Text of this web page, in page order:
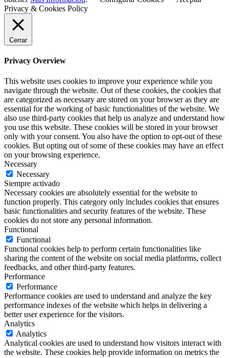
Privacy & Cookies Policy
Cerrar
Privacy Overview
This website uses cookies to improve your experience while you
navigate through the website. Out of these cookies, the cookies that
are categorized as necessary are stored on your browser as they are
essential for the working of basic functionalities of the website. We
also use third-party cookies that help us analyze and understand how
you use this website. These cookies will be stored in your browser
only with your consent. You also have the option to opt-out of these
cookies. But opting out of some of these cookies may have an effect
on your browsing experience.
Necessary
Necessary
Siempre activado
Necessary cookies are absolutely essential for the website to
function properly. This category only includes cookies that ensures
basic functionalities and security features of the website. These
cookies do not store any personal information.
Functional
Functional
Functional cookies help to perform certain functionalities like
sharing the content of the website on social media platforms, collect
feedbacks, and other third-party features.
Performance
Performance
Performance cookies are used to understand and analyze the key
performance indexes of the website which helps in delivering a
better user experience for the visitors.
Analytics
Analytics
Analytical cookies are used to understand how visitors interact with
the website. These cookies help provide information on metrics the